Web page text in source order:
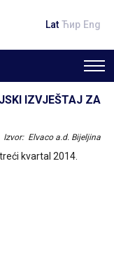
Lat Ћир Eng
IZVJEŠTAJ ZA
Izvor: Elvaco a.d. Bijeljina
kvartal 2014.